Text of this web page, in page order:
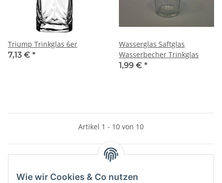
Wie wir Cookies & Co nutzen
Triump Trinkglas 6er
7,13 € *
Wasserglas Saftglas
Wasserbecher Trinkglas
1,99 € *
Artikel 1 - 10 von 10
Informationen